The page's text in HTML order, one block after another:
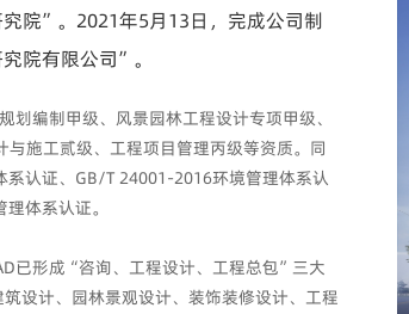
院”。2021年5月13日，完成公司制
院有限公司”。
划编制甲级、风景园林工程设计专项甲级、
施工贰级、工程项目管理丙级等资质。同
认证、GB/T 24001-2016环境管理体系认
管理体系认证。
已形成“咨询、工程设计、工程总包”三大
设计、园林景观设计、装饰装修设计、工程